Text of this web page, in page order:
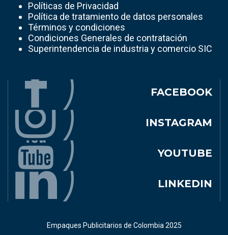
Políticas de Privacidad
Política de tratamiento de datos personales
Términos y condiciones
Condiciones Generales de contratación
Superintendencia de industria y comercio SIC
FACEBOOK
INSTAGRAM
YOUTUBE
LINKEDIN
Empaques Publicitarios de Colombia 2025